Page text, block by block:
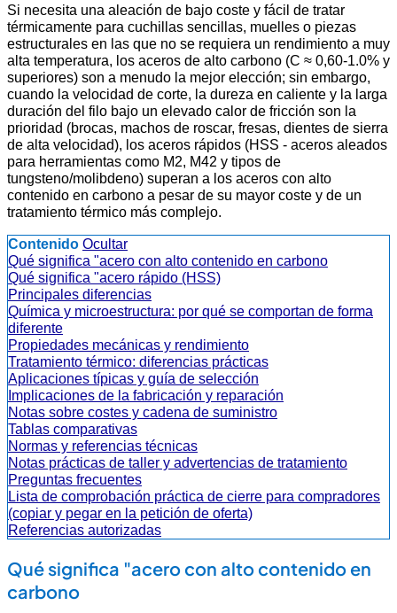
Si necesita una aleación de bajo coste y fácil de tratar
térmicamente para cuchillas sencillas, muelles o piezas
estructurales en las que no se requiera un rendimiento a muy
alta temperatura, los aceros de alto carbono (C ≈ 0,60-1.0% y
superiores) son a menudo la mejor elección; sin embargo,
cuando la velocidad de corte, la dureza en caliente y la larga
duración del filo bajo un elevado calor de fricción son la
prioridad (brocas, machos de roscar, fresas, dientes de sierra
de alta velocidad), los aceros rápidos (HSS - aceros aleados
para herramientas como M2, M42 y tipos de
tungsteno/molibdeno) superan a los aceros con alto
contenido en carbono a pesar de su mayor coste y de un
tratamiento térmico más complejo.
Contenido Ocultar
Qué significa "acero con alto contenido en carbono
Qué significa "acero rápido (HSS)
Principales diferencias
Química y microestructura: por qué se comportan de forma
diferente
Propiedades mecánicas y rendimiento
Tratamiento térmico: diferencias prácticas
Aplicaciones típicas y guía de selección
Implicaciones de la fabricación y reparación
Notas sobre costes y cadena de suministro
Tablas comparativas
Normas y referencias técnicas
Notas prácticas de taller y advertencias de tratamiento
Preguntas frecuentes
Lista de comprobación práctica de cierre para compradores
(copiar y pegar en la petición de oferta)
Referencias autorizadas
Qué significa "acero con alto contenido en
carbono